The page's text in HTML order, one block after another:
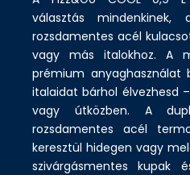
választás
rozsdamentes acél
vagy más italokhoz. A
prémium anyaghasználat
italaidat bárhol élvezhesd
vagy útközben. A
rozsdamentes acél
keresztül hidegen vagy
szivárgásmentes kupak